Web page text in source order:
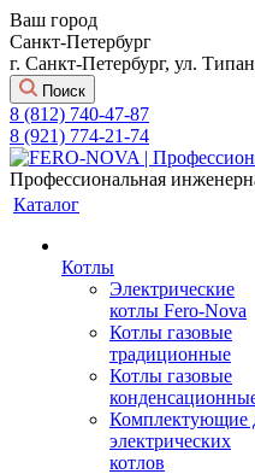
Ваш город
Санкт-Петербург
г. Санкт-Петербург, ул.
Поиск
8 (812) 740-47-87
8 (921) 774-21-74
Профессиональная
Каталог
Котлы
Электрические
котлы Fero-Nova
Котлы газовые
традиционные
Котлы газовые
Комплектующие
электрических
котлов